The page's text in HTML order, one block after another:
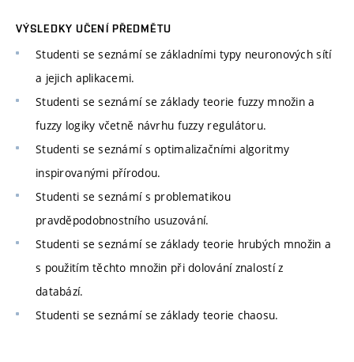
VÝSLEDKY UČENÍ PŘEDMĚTU
Studenti se seznámí se základními typy neuronových sítí
a jejich aplikacemi.
Studenti se seznámí se základy teorie fuzzy množin a
fuzzy logiky včetně návrhu fuzzy regulátoru.
Studenti se seznámí s optimalizačními algoritmy
inspirovanými přírodou.
Studenti se seznámí s problematikou
pravděpodobnostního usuzování.
Studenti se seznámí se základy teorie hrubých množin a
s použitím těchto množin při dolování znalostí z
databází.
Studenti se seznámí se základy teorie chaosu.